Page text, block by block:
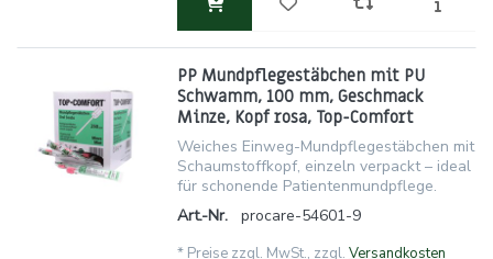
PP Mundpflegestäbchen mit PU
Schwamm, 100 mm, Geschmack
Minze, Kopf rosa, Top-Comfort
Weiches Einweg-Mundpflegestäbchen mit
Schaumstoffkopf, einzeln verpackt – ideal
für schonende Patientenmundpflege.
Art.-Nr.
procare-54601-9
* Preise zzgl. MwSt., zzgl. Versandkosten